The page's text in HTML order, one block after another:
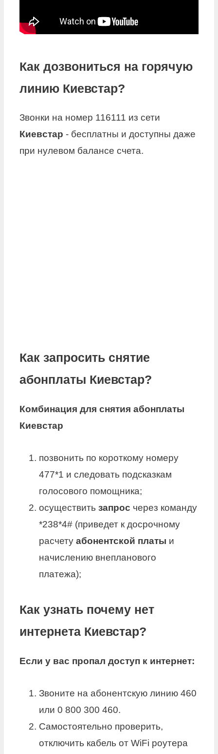
Как дозвониться на горячую
линию Киевстар?
Звонки на номер 116111 из сети
Киевстар - бесплатны и доступны даже
при нулевом балансе счета.
Как запросить снятие
абонплаты Киевстар?
Комбинация для снятия абонплаты
Киевстар
позвонить по короткому номеру
477*1 и следовать подсказкам
голосового помощника;
осуществить запрос через команду
*238*4# (приведет к досрочному
расчету абонентской платы и
начислению внепланового
платежа);
Как узнать почему нет
интернета Киевстар?
Если у вас пропал доступ к интернет:
Звоните на абонентскую линию 460
или 0 800 300 460.
Самостоятельно проверить,
отключить кабель от WiFi роутера